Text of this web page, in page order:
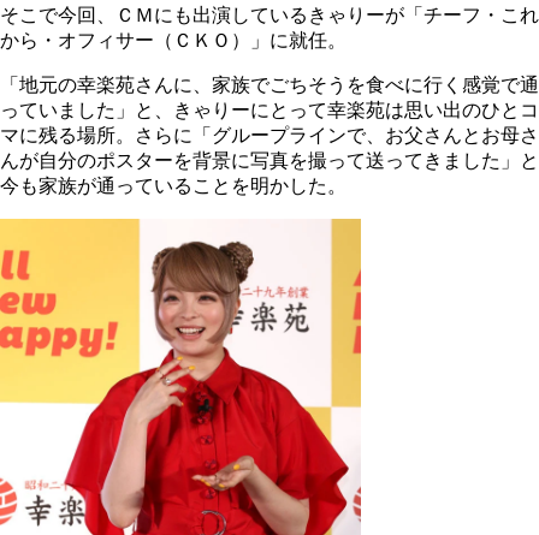
そこで今回、ＣＭにも出演しているきゃりーが「チーフ・これ
から・オフィサー（ＣＫＯ）」に就任。
「地元の幸楽苑さんに、家族でごちそうを食べに行く感覚で通
っていました」と、きゃりーにとって幸楽苑は思い出のひとコ
マに残る場所。さらに「グループラインで、お父さんとお母さ
んが自分のポスターを背景に写真を撮って送ってきました」と
今も家族が通っていることを明かした。